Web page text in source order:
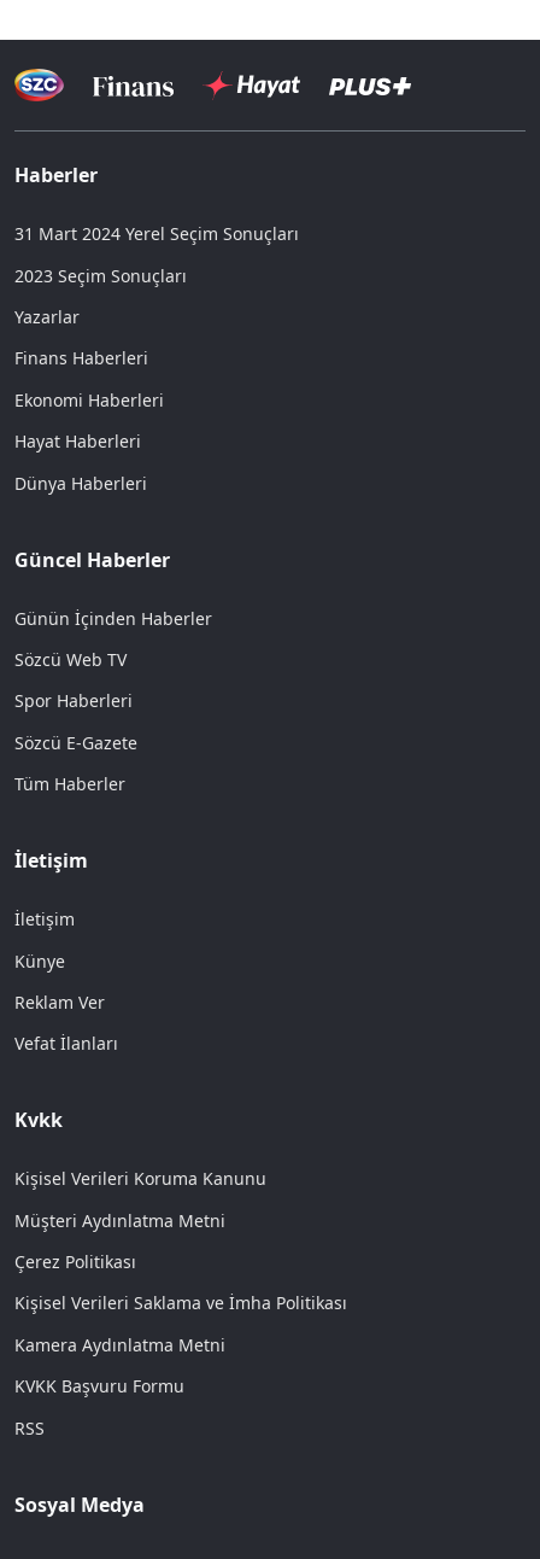
Haberler
31 Mart 2024 Yerel Seçim Sonuçları
2023 Seçim Sonuçları
Yazarlar
Finans Haberleri
Ekonomi Haberleri
Hayat Haberleri
Dünya Haberleri
Güncel Haberler
Günün İçinden Haberler
Sözcü Web TV
Spor Haberleri
Sözcü E-Gazete
Tüm Haberler
İletişim
İletişim
Künye
Reklam Ver
Vefat İlanları
Kvkk
Kişisel Verileri Koruma Kanunu
Müşteri Aydınlatma Metni
Çerez Politikası
Kişisel Verileri Saklama ve İmha Politikası
Kamera Aydınlatma Metni
KVKK Başvuru Formu
RSS
Sosyal Medya